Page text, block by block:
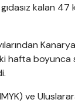
kalan 47
hafta boyunca
ve